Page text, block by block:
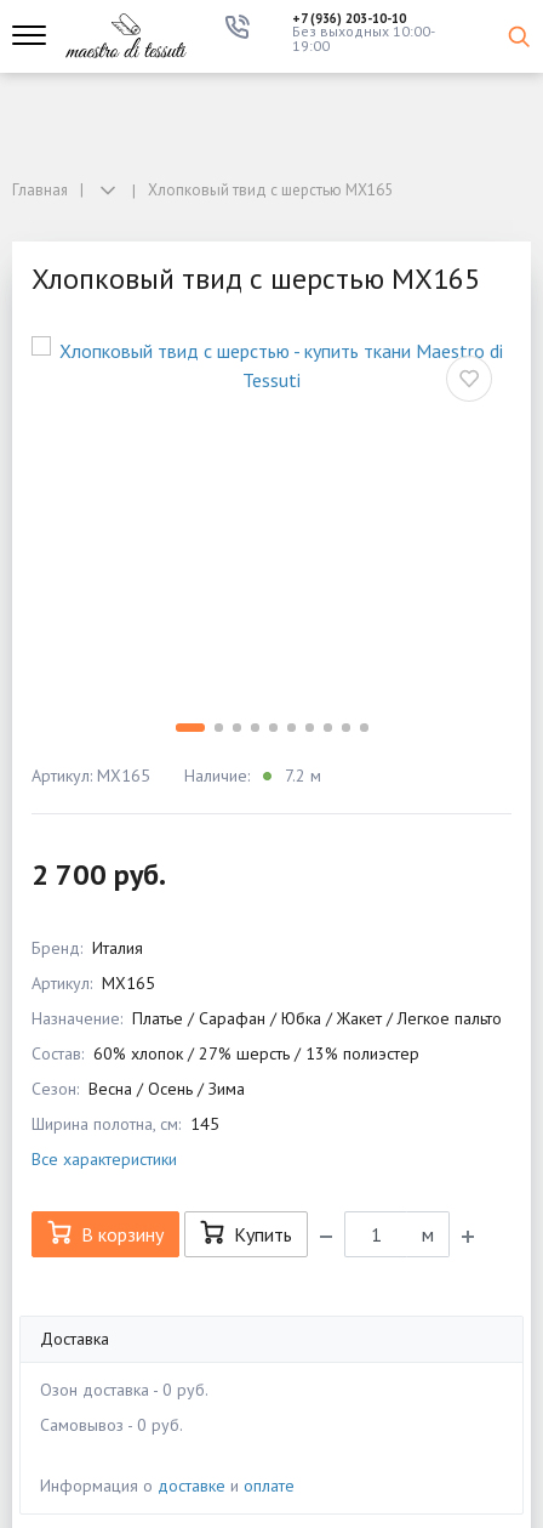
+7 (936) 203-10-10
Без выходных 10:00-
19:00
Главная Хлопковый твид с шерстью MX165
Хлопковый твид с шерстью MX165
Артикул: MX165 Наличие: 7.2 м
2 700 руб.
Бренд: Италия
Артикул: MX165
Назначение: Платье / Сарафан / Юбка / Жакет / Легкое пальто
Состав: 60% хлопок / 27% шерсть / 13% полиэстер
Сезон: Весна / Осень / Зима
Ширина полотна, см: 145
Все характеристики
В корзину Купить м
Доставка
Озон доставка - 0 руб.
Самовывоз - 0 руб.
Информация о доставке и оплате